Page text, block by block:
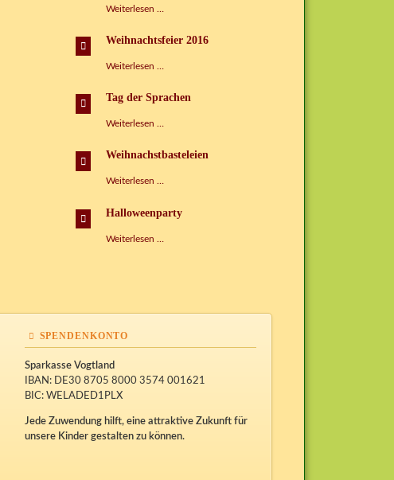
Weiterlesen …
Kispi
Weihnachtsfeier 2016
Weiterlesen …
Tag der Sprachen
Weiterlesen …
Sprachen
Weihnachstbasteleien
Weiterlesen …
Halloweenparty
Weiterlesen …
SPENDENKONTO
Sparkasse Vogtland
IBAN: DE30 8705 8000 3574 001621
BIC: WELADED1PLX
Jede Zuwendung hilft, eine attraktive Zukunft für
unsere Kinder gestalten zu können.